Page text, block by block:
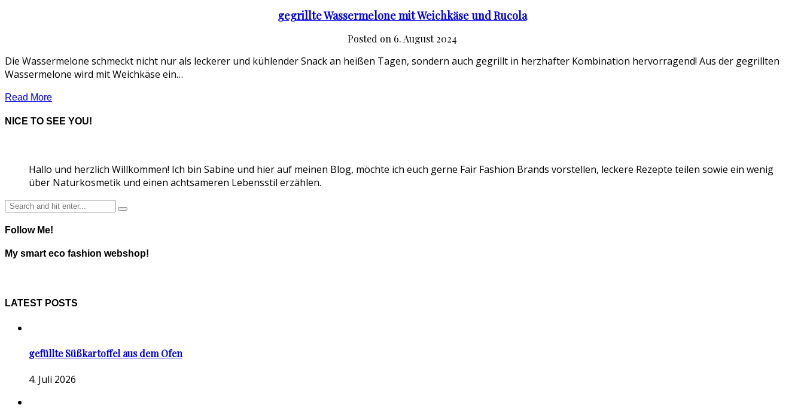
gegrillte Wassermelone mit Weichkäse und Rucola
Posted on 6. August 2024
Die Wassermelone schmeckt nicht nur als leckerer und kühlender Snack an heißen Tagen, sondern auch gegrillt in herzhafter Kombination hervorragend! Aus der gegrillten
Wassermelone wird mit Weichkäse ein…
Read More
NICE TO SEE YOU!
Hallo und herzlich Willkommen! Ich bin Sabine und hier auf meinen Blog, möchte ich euch gerne Fair Fashion Brands vorstellen, leckere Rezepte teilen sowie ein wenig
über Naturkosmetik und einen achtsameren Lebensstil erzählen.
Follow Me!
My smart eco fashion webshop!
LATEST POSTS
gefüllte Süßkartoffel aus dem Ofen
4. Juli 2026